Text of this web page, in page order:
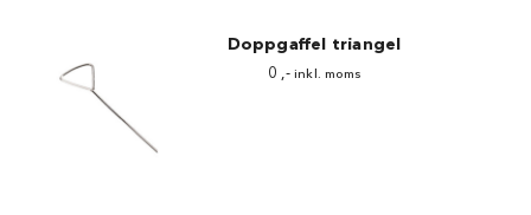
Lakrits
Litteratur
Doppgaffel triangel
0 ,-inkl. moms